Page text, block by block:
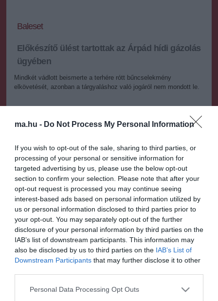
ma.hu - Do Not Process My Personal Information
If you wish to opt-out of the sale, sharing to third parties, or
processing of your personal or sensitive information for
targeted advertising by us, please use the below opt-out
section to confirm your selection. Please note that after your
opt-out request is processed you may continue seeing
interest-based ads based on personal information utilized by
us or personal information disclosed to third parties prior to
your opt-out. You may separately opt-out of the further
disclosure of your personal information by third parties on the
IAB’s list of downstream participants. This information may
also be disclosed by us to third parties on the IAB’s List of
Downstream Participants that may further disclose it to other
Please note that this website/app uses one or more Google
Personal Data Processing Opt Outs
Baleset
Előkészítő ülést tartottak az Árpád hídi gázolás
ügyében
Mindkét vádlott beismerte a terhére rótt bűncselekmény
elkövetését, azonban a tárgyaláshoz való jogáról nem mondott le.
A Pesti Központi Kerületi Bíróság előkészítő ülést tartott az
úgynevezett Árpád hídi gázolás miatt indult büntetőügyben,
amelyben az elsőrendű terheltet halálos közúti baleset gondatlan
okozásának vétségével, a másodrendűt pedig közúti baleset
gondatlan okozásának vétségével vádolja az ügyészség - közölte
a Fővárosi Törvényszék kedden az MTI-vel.
A közlemény alapján a terheltek között 2023. július 1-jén hajnalban
egy "spontán közúti gyorsulási verseny" alakult ki, amely során
mindkét vádlott a megengedett sebességet jelentősen túllépve
közlekedett az Árpád hídon.
Az elsőrendű terhelt a haladási irány korrigálása közben
egy kerékpárosnak, aki a baleset következtében, a kórházba